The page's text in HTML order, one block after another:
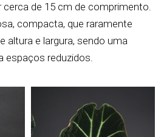
cerca de 15 cm de comprimento.
compacta, que raramente
altura e largura, sendo uma
espaços reduzidos.